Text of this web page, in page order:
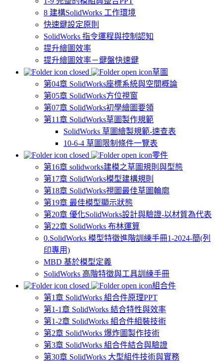
8 建構SolidWorks 工作環境
快速鍵設定原則
SolidWorks 指令運程與控制認知
提升繪圖效率
提升繪圖效率－鍵盤快速鍵
草圖
第04章 SolidWorks座標系統與空間概論
第05章 SolidWorks方位視窗
第07章 SolidWorks初學繪圖要領
第11章 SolidWorks草圖製作規範
SolidWorks 草圖繪製規範-速查表
10-6-4 草圖限制條件一覽表
零件
第16章 solidworks建模之草圖規則與型態
第17章 SolidWorks模型建構規則
第18章 SolidWorks視圖最佳草圖輪廓
第19章 最佳模型顯示狀態
第20章 優化SolidWorks設計與驗證-以材質為代表
第22章 SolidWorks 布林運算
0.SolidWorks 模型特徵進階訓練手冊1-2024-簡(列
印專用)
MBD 基於模型定義
SolidWorks 高階特徵與工具訓練手冊
組合件
第1章 SolidWorks 組合件原理PPT
第1-1章 SolidWorks 結合特性與效率
第1-2章 SolidWorks 組合件組裝技術
第2章 SolidWorks 爆炸圖製作技術
第3章 SolidWorks 組合件結合與驗證
第30章 SolidWorks 大型組件技術與實務